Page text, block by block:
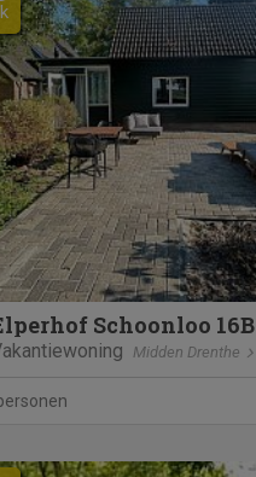
Schoonloo 16B
Midden Drenthe